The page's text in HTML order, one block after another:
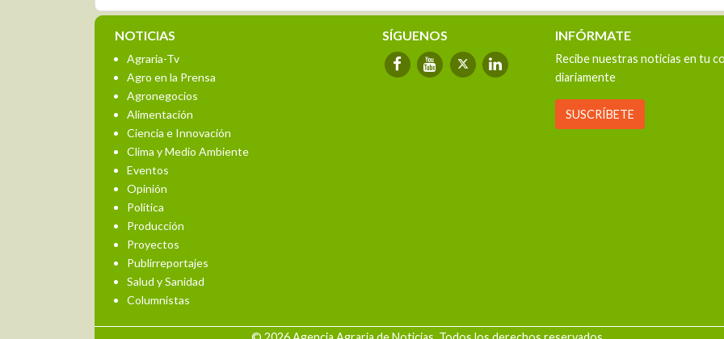
NOTICIAS
Agraria-Tv
Agro en la Prensa
Agronegocios
Alimentación
Ciencia e Innovación
Clima y Medio Ambiente
Eventos
Opinión
Política
Producción
Proyectos
Publirreportajes
Salud y Sanidad
Columnistas
SÍGUENOS INFÓRMATE
Recibe nuestras noticias en tu
diariamente
SUSCRÍBETE